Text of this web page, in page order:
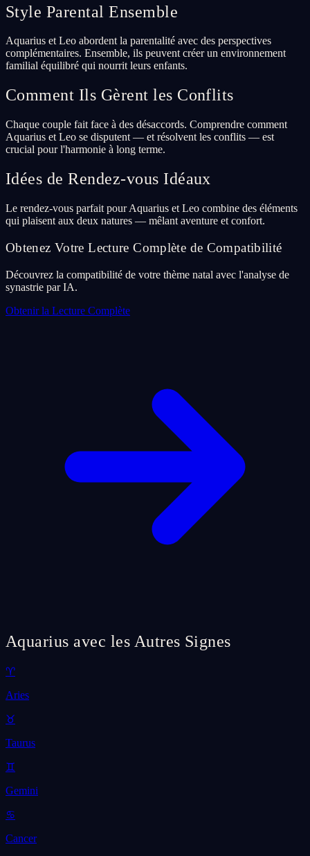
Style Parental Ensemble
Aquarius et Leo abordent la parentalité avec des perspectives
complémentaires. Ensemble, ils peuvent créer un environnement
familial équilibré qui nourrit leurs enfants.
Comment Ils Gèrent les Conflits
Chaque couple fait face à des désaccords. Comprendre comment
Aquarius et Leo se disputent — et résolvent les conflits — est
crucial pour l'harmonie à long terme.
Idées de Rendez-vous Idéaux
Le rendez-vous parfait pour Aquarius et Leo combine des éléments
qui plaisent aux deux natures — mêlant aventure et confort.
Obtenez Votre Lecture Complète de Compatibilité
Découvrez la compatibilité de votre thème natal avec l'analyse de
synastrie par IA.
Obtenir la Lecture Complète
Aquarius avec les Autres Signes
♈
Aries
♉
Taurus
♊
Gemini
♋
Cancer